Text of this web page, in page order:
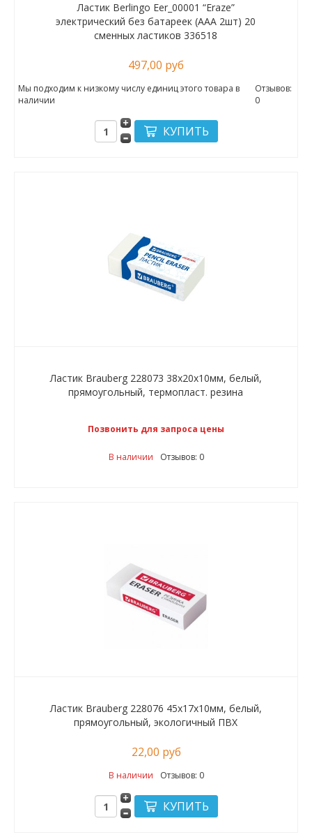
Ластик Berlingo Eer_00001 “Eraze”
электрический без батареек (ААА 2шт) 20
сменных ластиков 336518
497,00 руб
Мы подходим к низкому числу единиц этого товара в
наличии
Отзывов:
0
Ластик Brauberg 228073 38х20х10мм, белый,
прямоугольный, термопласт. резина
Позвонить для запроса цены
В наличии Отзывов: 0
Ластик Brauberg 228076 45х17х10мм, белый,
прямоугольный, экологичный ПВХ
22,00 руб
В наличии Отзывов: 0